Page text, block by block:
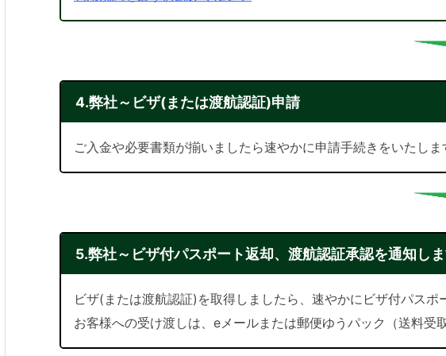
4.弊社～ビザ(または渡航認証)申請
ご入金や必要書類が揃いましたら速やかに申請手続きをいたしま
5.弊社～ビザ付パスポート返却、渡航認証承認を通知し
ビザ(または渡航認証)を取得しましたら、速やかにビザ付パス
お客様への受け渡しは、eメールまたは郵便ゆうパック（送料受